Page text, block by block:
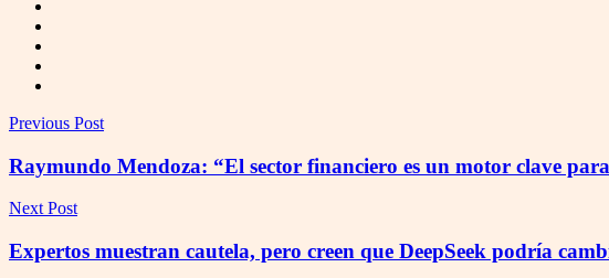
Previous Post
Raymundo Mendoza: “El sector financiero es un motor clave
Next Post
Expertos muestran cautela, pero creen que DeepSeek podría